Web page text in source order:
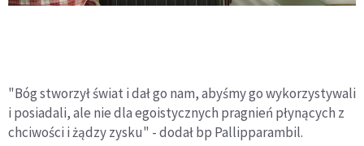
"Bóg stworzył świat i dał go nam, abyśmy go wykorzystywali
i posiadali, ale nie dla egoistycznych pragnień płynących z
chciwości i żądzy zysku" - dodał bp Pallipparambil.